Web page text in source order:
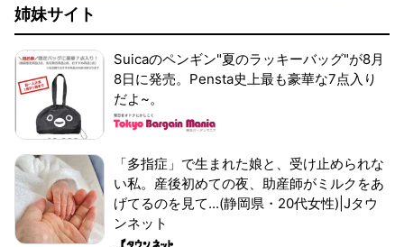
姉妹サイト
Suicaのペンギン"夏のラッキーバッグ"が8月
8日に発売。Pensta史上最も豪華な7点入り
だよ~。
「多指症」で生まれた娘と、受け止められな
い私。産後初めての夜、助産師がミルクをあ
げてるのを見て...(静岡県・20代女性)|Jタウ
ンネット